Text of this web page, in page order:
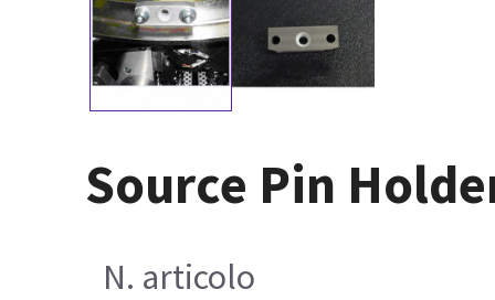
Source Pin
N. articolo